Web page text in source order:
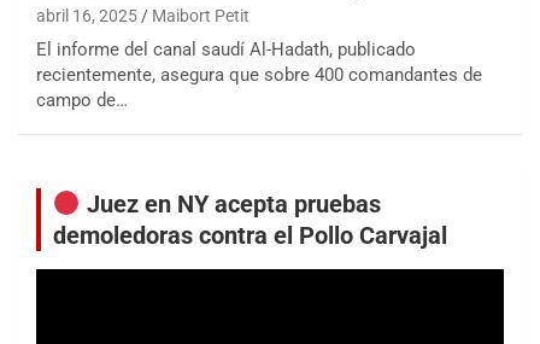
abril 16, 2025 Maibort Petit
El informe del canal saudí Al-Hadath, publicado
recientemente, asegura que sobre 400 comandantes de
campo de…
Juez en NY acepta pruebas
demoledoras contra el Pollo Carvajal